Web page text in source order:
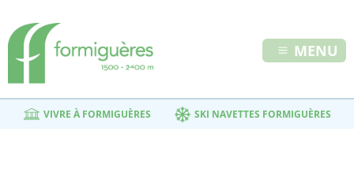
MENU
VIVRE À FORMIGUÈRES SKI NAVETTES FORMIGUÈRES